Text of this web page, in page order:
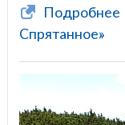
Подробнее
Спрятанное»